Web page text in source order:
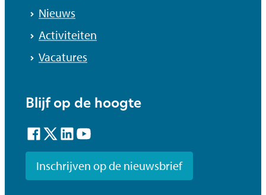
Nieuws
Activiteiten
Vacatures
Blijf op de hoogte
Facebook
TwitterLinkedInYouTube
Inschrijven op de nieuwsbrief